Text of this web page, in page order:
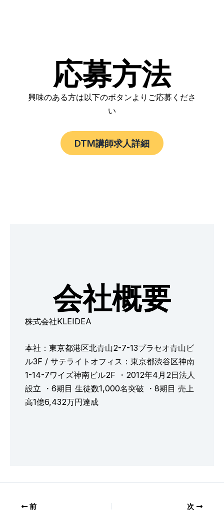
応募方法
興味のある方は以下のボタンよりご応募くださ
い
DTM講師求人詳細
会社概要
株式会社KLEIDEA
本社：東京都港区北青山2-7-13プラセオ青山ビ
ル3F / サテライトオフィス：東京都渋谷区神南
1-14-7ワイズ神南ビル2F ・2012年4月2日法人
設立 ・6期目 生徒数1,000名突破 ・8期目 売上
高1億6,432万円達成
前 次